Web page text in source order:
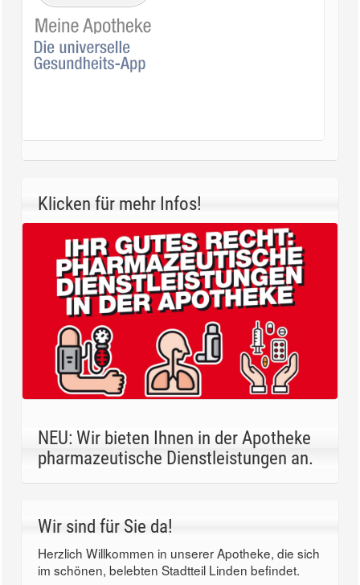
Klicken für mehr Infos!
NEU: Wir bieten Ihnen in der Apotheke
pharmazeutische Dienstleistungen an.
Wir sind für Sie da!
Herzlich Willkommen in unserer Apotheke, die sich
im schönen, belebten Stadtteil Linden befindet.